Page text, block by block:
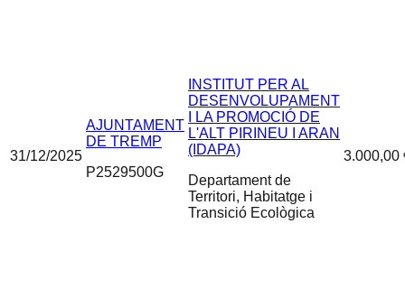
31/12/2025
AJUNTAMENT
DE TREMP
P2529500G
INSTITUT PER AL
DESENVOLUPAMENT
I LA PROMOCIÓ DE
L'ALT PIRINEU I ARAN
(IDAPA)
Departament de
Territori, Habitatge i
Transició Ecològica
3.000,00